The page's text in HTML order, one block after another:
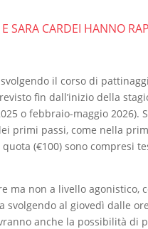
SARA CARDEI HANNO
il corso di
fin dall’inizio della
o febbraio-maggio
primi passi, come nella
(€100) sono compresi
ma non a livello agonistico,
al giovedì dalle
anche la possibilità di